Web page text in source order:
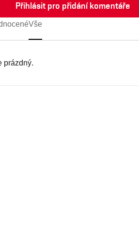
Přihlásit pro přidání komentáře
Vše
prázdný.